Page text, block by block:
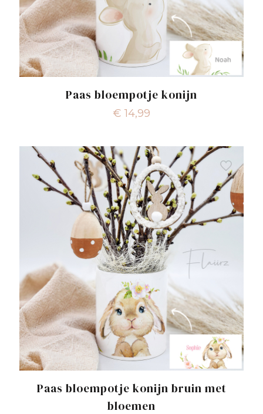
Paas bloempotje konijn
€ 14,99
Paas bloempotje konijn bruin met
bloemen